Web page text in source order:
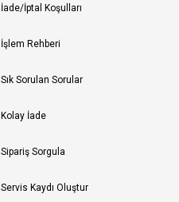
İade/İptal Koşulları
İşlem Rehberi
Sık Sorulan Sorular
Kolay İade
Sipariş Sorgula
Servis Kaydı Oluştur